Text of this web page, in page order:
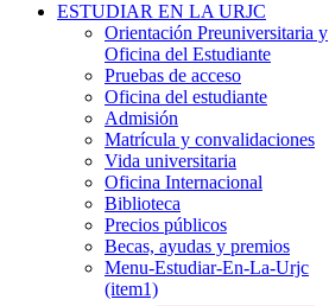
ESTUDIAR EN LA URJC
Orientación Preuniversitaria y
Oficina del Estudiante
Pruebas de acceso
Oficina del estudiante
Admisión
Matrícula y convalidaciones
Vida universitaria
Oficina Internacional
Biblioteca
Precios públicos
Becas, ayudas y premios
Menu-Estudiar-En-La-Urjc
(item1)